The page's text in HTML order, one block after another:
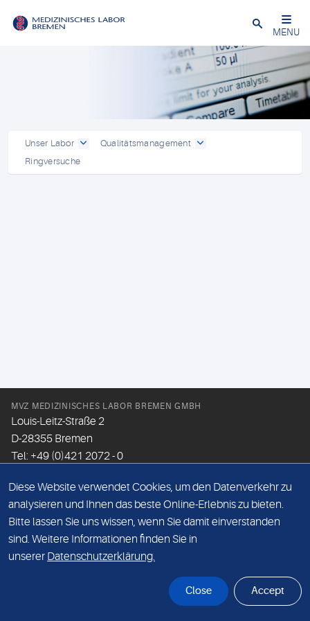
Schließen
MENU
Unser Labor
Qualitätsmanagement
Ringversuche
MVZ MEDIZINISCHES LABOR BREMEN GMBH
Louis-Leitz-Straße 2
D-28355 Bremen
Tel: +49 (0)421 2072 - 0
Email:info@mlhb.de
DATENSCHUTZ
IMPRESSUM
Diese Website verwendet Cookies, um den Datenverkehr zu
analysieren und Ihnen das beste Online-Erlebnis zu bieten.
Bitte lassen Sie uns wissen, wenn Sie damit einverstanden
sind. Weitere Informationen finden Sie in
unserer Datenschutzerklärung.
Close Accept